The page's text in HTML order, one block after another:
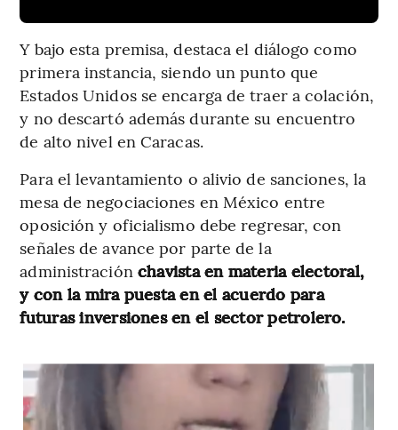
Y bajo esta premisa, destaca el diálogo como
primera instancia, siendo un punto que
Estados Unidos se encarga de traer a colación,
y no descartó además durante su encuentro
de alto nivel en Caracas.
Para el levantamiento o alivio de sanciones, la
mesa de negociaciones en México entre
oposición y oficialismo debe regresar, con
señales de avance por parte de la
administración chavista en materia electoral,
y con la mira puesta en el acuerdo para
futuras inversiones en el sector petrolero.